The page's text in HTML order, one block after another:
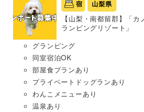
宿 山梨県
【山梨・南都留郡】「
ランピングリゾート」
グランピング
同室宿泊OK
部屋食プランあり
プライベートドッグランあり
わんこメニューあり
温泉あり